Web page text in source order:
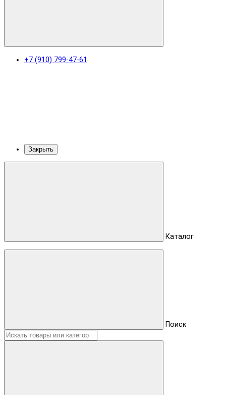
+7 (910) 799-47-61
Закрыть
Каталог
Поиск